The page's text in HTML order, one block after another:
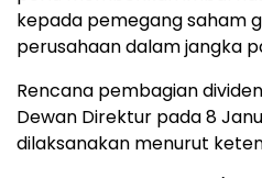
kepada pemegang saham
perusahaan dalam jangka
Rencana pembagian
Dewan Direktur pada 8
dilaksanakan menurut